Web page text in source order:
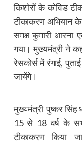
किशोरों के कोविड
टीकाकरण अभियान
समक्ष कुमारी आरना
गया। मुख्यमंत्री ने
रेसकोर्स में रंगाई,
जायेंगे।
मुख्यमंत्री पुष्कर सिंह
15 से 18 वर्ष के
टीकाकरण किया